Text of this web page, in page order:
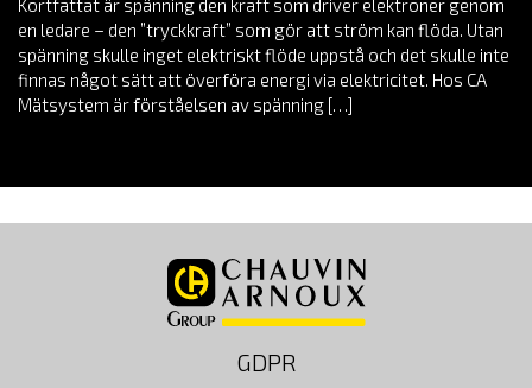
Kortfattat är spänning den kraft som driver elektroner genom
en ledare – den ”tryckkraft” som gör att ström kan flöda. Utan
spänning skulle inget elektriskt flöde uppstå och det skulle inte
finnas något sätt att överföra energi via elektricitet. Hos CA
Mätsystem är förståelsen av spänning […]
GDPR